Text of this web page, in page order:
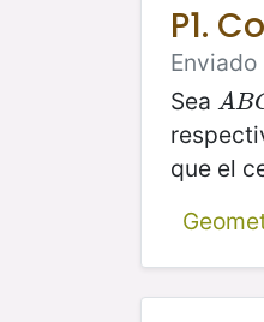
P1.
Sea A B
ABC
que el